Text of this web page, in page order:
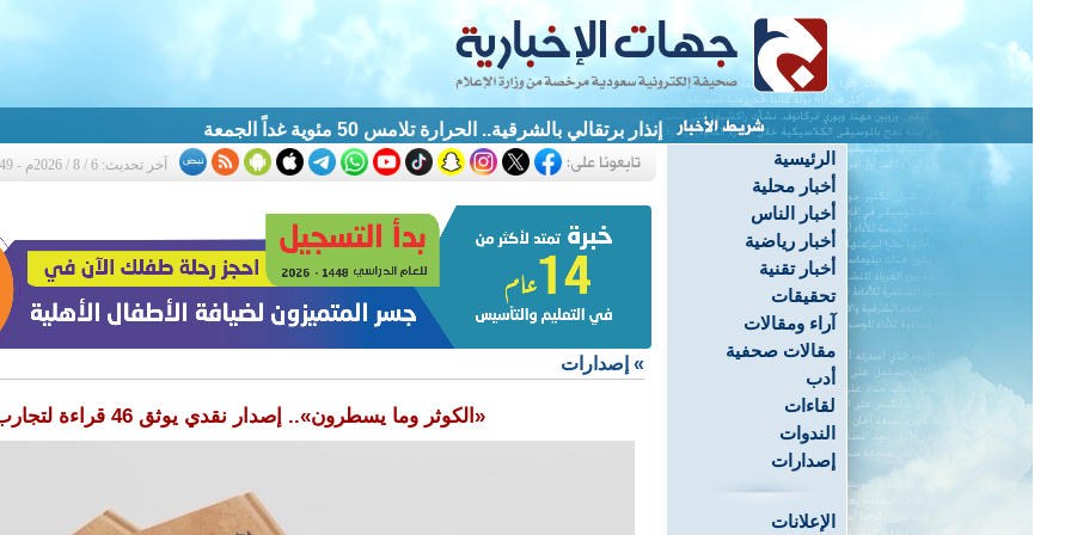
إنذار برتقالي بالشرقية.. الحرارة تلامس 50 مئوية غداً الجمعة
الرئيسية
أخبار محلية
أخبار الناس
أخبار رياضية
أخبار تقنية
تحقيقات
آراء ومقالات
مقالات صحفية
أدب
لقاءات
الندوات
إصدارات
الإعلانات
آخر تحديث: 6 / 8 / 2026م - 9:49 م
» إصدارات
«الكوثر وما يسطرون».. إصدار نقدي يوثق 46 قراءة لتجارب شعراء القطيف